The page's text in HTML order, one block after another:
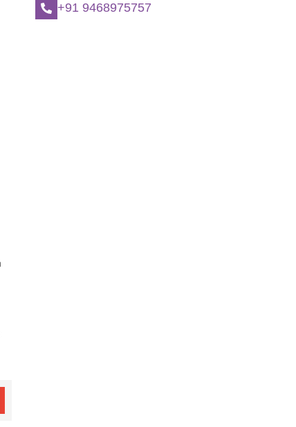
+91 9468975757